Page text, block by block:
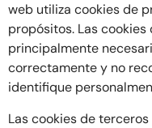
web utiliza cookies de
propósitos. Las
principalmente
correctamente y no
identifique
Las cookies de